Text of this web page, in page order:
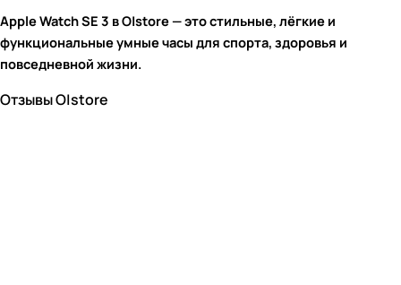
Apple Watch SE 3 в O|store — это стильные, лёгкие и
функциональные умные часы для спорта, здоровья и
повседневной жизни.
Отзывы O|store